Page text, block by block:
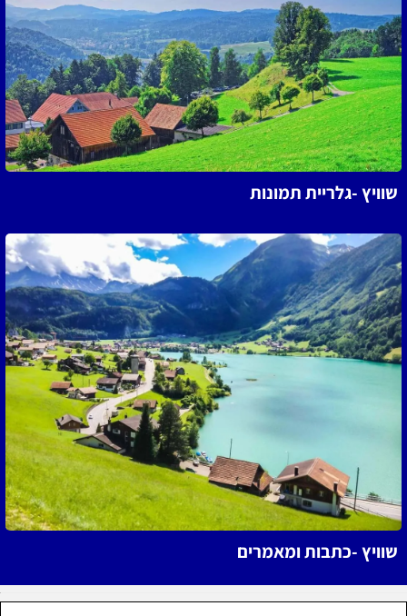
שוויץ -גלריית תמונות
שוויץ -כתבות ומאמרים